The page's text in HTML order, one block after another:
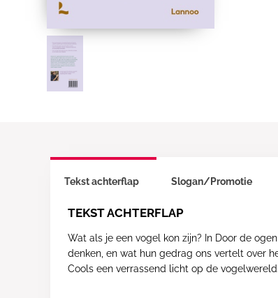
Tekst achterflap
TEKST ACHTERFLAP
Wat als je een vogel kon zijn? In Door de
denken, en wat hun gedrag ons vertelt over
Cools een verrassend licht op de
Slogan/Promotie